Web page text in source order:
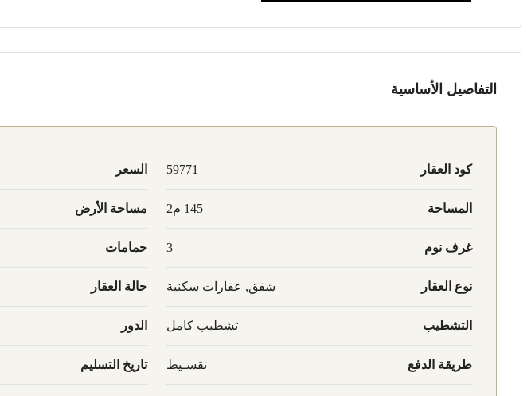
التفاصيل الأساسية
كود العقار 59771 السعر
المساحة 145 م2 مساحة الأرض
غرف نوم 3 حمامات
نوع العقار شقق, عقارات سكنية حالة العقار
التشطيب تشطيب كامل الدور
طريقة الدفع تقسـيط تاريخ التسليم